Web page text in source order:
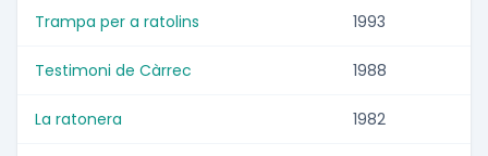
Trampa per a ratolins 1993
Testimoni de Càrrec 1988
La ratonera 1982